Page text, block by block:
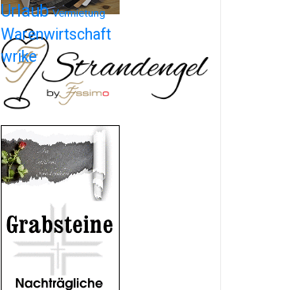
Urlaub Vermietung
Warenwirtschaft
wrike